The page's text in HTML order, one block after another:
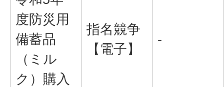
度防災用
備蓄品
（ミル
ク）購入
指名競争
【電子】
-